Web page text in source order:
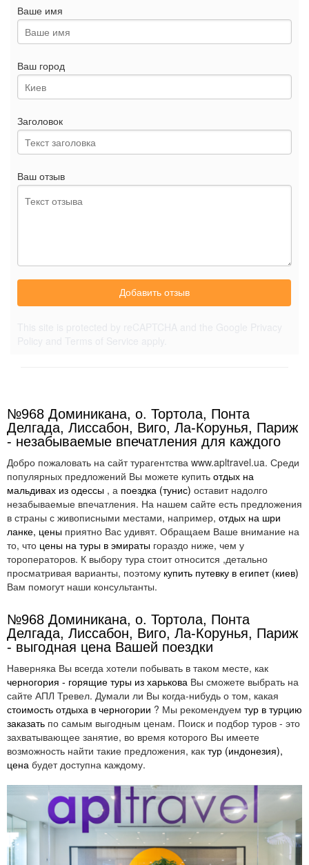
Ваше имя
Ваш город
Заголовок
Ваш отзыв
Добавить отзыв
№968 Доминикана, о. Тортола, Понта
Делгада, Лиссабон, Виго, Ла-Корунья, Париж
- незабываемые впечатления для каждого
Добро пожаловать на сайт турагентства www.apltravel.ua. Среди
популярных предложений Вы можете купить отдых на
мальдивах из одессы , а поездка (тунис) оставит надолго
незабываемые впечатления. На нашем сайте есть предложения
в страны с живописными местами, например, отдых на шри
ланке, цены приятно Вас удивят. Обращаем Ваше внимание на
то, что цены на туры в эмираты гораздо ниже, чем у
тороператоров. К выбору тура стоит относится ,детально
просматривая варианты, поэтому купить путевку в египет (киев)
Вам помогут наши консультанты.
№968 Доминикана, о. Тортола, Понта
Делгада, Лиссабон, Виго, Ла-Корунья, Париж
- выгодная цена Вашей поездки
Наверняка Вы всегда хотели побывать в таком месте, как
черногория - горящие туры из харькова Вы сможете выбрать на
сайте АПЛ Тревел. Думали ли Вы когда-нибудь о том, какая
стоимость отдыха в черногории ? Мы рекомендуем тур в турцию
заказать по самым выгодным ценам. Поиск и подбор туров - это
захватывающее занятие, во время которого Вы имеете
возможность найти такие предложения, как тур (индонезия),
цена будет доступна каждому.